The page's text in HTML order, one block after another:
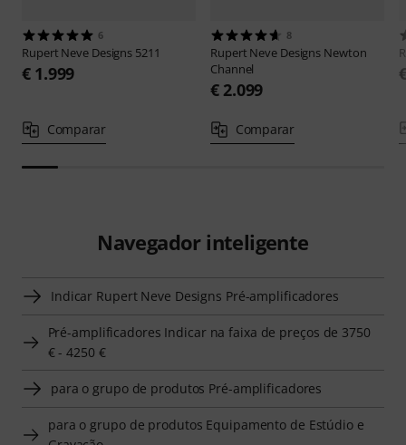
6
Rupert Neve Designs 5211
€ 1.999
Comparar
8
Rupert Neve Designs Newton
Channel
€ 2.099
Comparar
Navegador inteligente
Indicar Rupert Neve Designs Pré-amplificadores
Pré-amplificadores Indicar na faixa de preços de 3750
€ - 4250 €
para o grupo de produtos Pré-amplificadores
para o grupo de produtos Equipamento de Estúdio e